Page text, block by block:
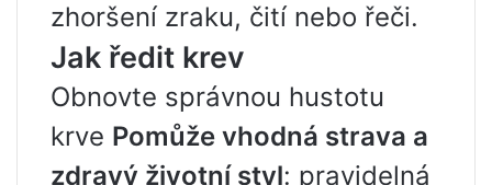
zhoršení zraku, čití nebo řeči.
Jak ředit krev
Obnovte správnou hustotu
krve Pomůže vhodná strava a
zdravý životní styl: pravidelná